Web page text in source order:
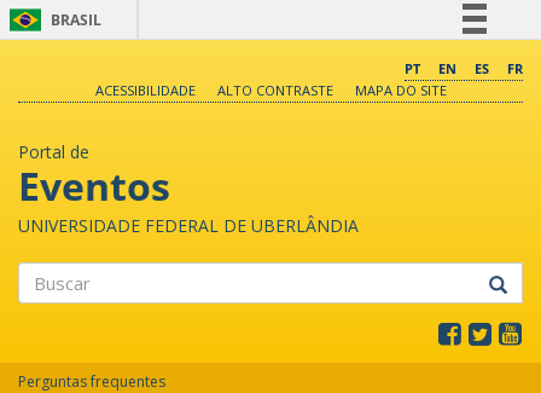
BRASIL
Comunica BR
PT EN ES
FR
ACESSIBILIDADE
ALTO CONTRASTE MAPA DO SITE
Portal de
Eventos
UNIVERSIDADE FEDERAL DE UBERLÂNDIA
Perguntas frequentes